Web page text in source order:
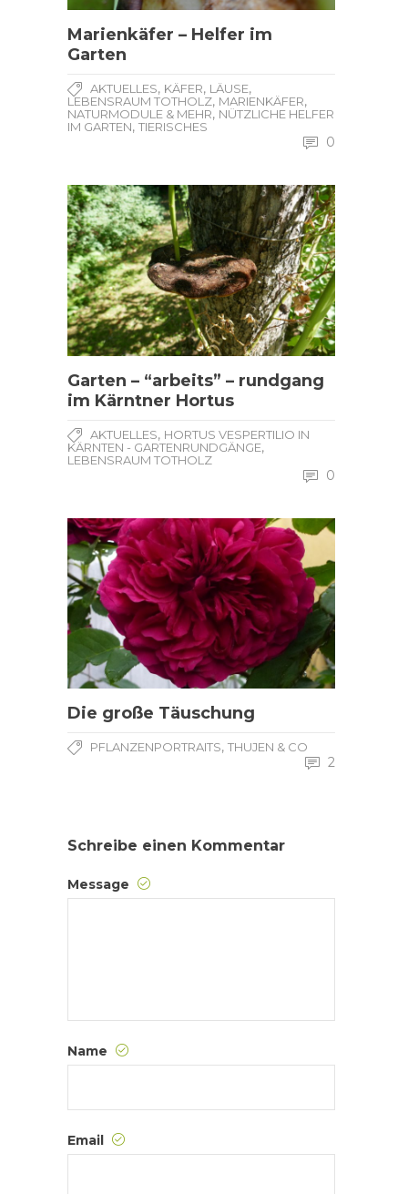
Marienkäfer – Helfer im
Garten
AKTUELLES, KÄFER, LÄUSE,
LEBENSRAUM TOTHOLZ, MARIENKÄFER,
NATURMODULE & MEHR, NÜTZLICHE HELFER
IM GARTEN, TIERISCHES
0
Garten – “arbeits” – rundgang
im Kärntner Hortus
AKTUELLES, HORTUS VESPERTILIO IN
KÄRNTEN - GARTENRUNDGÄNGE,
LEBENSRAUM TOTHOLZ
0
Die große Täuschung
PFLANZENPORTRAITS, THUJEN & CO
2
Schreibe einen Kommentar
Message
Name
Email